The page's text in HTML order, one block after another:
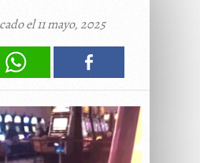
el 11 mayo, 2025